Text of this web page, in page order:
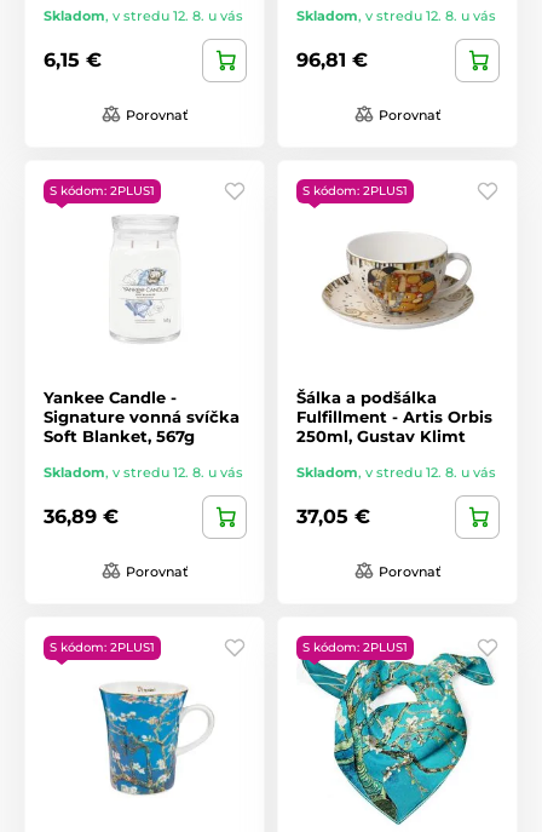
Skladom, v stredu 12. 8. u vás
6,15 €
Porovnať
Skladom, v stredu 12. 8. u vás
96,81 €
Porovnať
S kódom: 2PLUS1
Yankee Candle -
Signature vonná svíčka
Soft Blanket, 567g
Skladom, v stredu 12. 8. u vás
36,89 €
Porovnať
S kódom: 2PLUS1
Šálka ​​a podšálka
Fulfillment - Artis Orbis
250ml, Gustav Klimt
Skladom, v stredu 12. 8. u vás
37,05 €
Porovnať
S kódom: 2PLUS1 S kódom: 2PLUS1